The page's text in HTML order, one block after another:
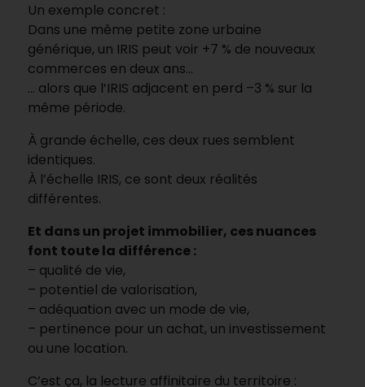
Un exemple concret :
Dans une même petite zone urbaine
générique, un IRIS peut voir +7 % de nouveaux
commerces en deux ans…
… alors que l’IRIS adjacent en perd –3 % sur la
même période.
À grande échelle, ces deux rues semblent
identiques.
À l’échelle IRIS, ce sont deux réalités
différentes.
Et dans un projet immobilier, ces nuances
font toute la différence :
– qualité de vie,
– potentiel de valorisation,
– adéquation avec un mode de vie,
– pertinence pour un achat, un investissement
ou une location.
C’est ça, la lecture affinitaire du territoire :